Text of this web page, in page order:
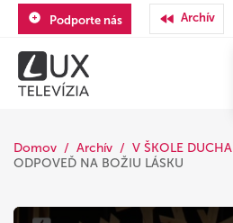
Podporte nás Archív
Domov Archív
V ŠKOLE DUCHA
ODPOVEĎ NA BOŽIU LÁSKU
This